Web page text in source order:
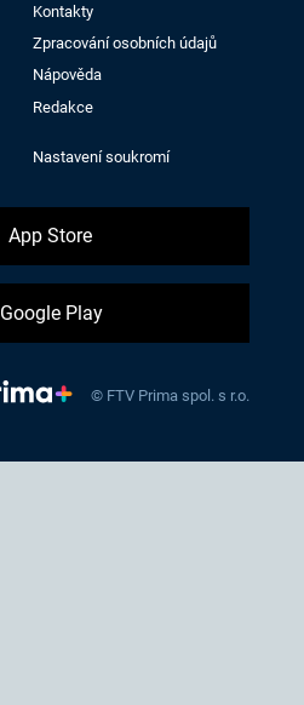
Kontakty
Zpracování osobních údajů
Nápověda
Redakce
Nastavení soukromí
App Store
Google Play
© FTV Prima spol. s r.o.